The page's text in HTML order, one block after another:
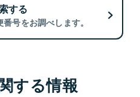
する
号をお調べします。
する情報